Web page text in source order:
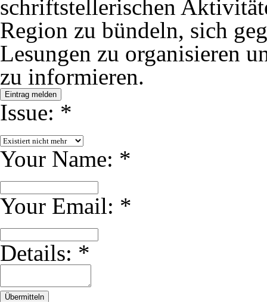
schriftstellerischen
Region zu bündeln, sich
Lesungen zu organisieren
zu informieren.
Eintrag melden
Issue: *
Your Name: *
Your Email: *
Details: *
Übermitteln